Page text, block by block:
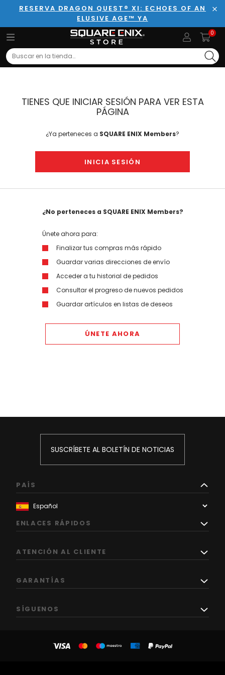
RESERVA DRAGON QUEST® XI: ECHOES OF AN
ELUSIVE AGE™ YA
0
Search
TIENES QUE INICIAR SESIÓN PARA VER ESTA
PÁGINA
¿Ya perteneces a SQUARE ENIX Members?
INICIA SESIÓN
¿No perteneces a SQUARE ENIX Members?
Únete ahora para:
Finalizar tus compras más rápido
Guardar varias direcciones de envío
Acceder a tu historial de pedidos
Consultar el progreso de nuevos pedidos
Guardar artículos en listas de deseos
ÚNETE AHORA
SUSCRÍBETE AL BOLETÍN DE NOTICIAS
PAÍS
ENLACES RÁPIDOS
ATENCIÓN AL CLIENTE
GARANTÍAS
SÍGUENOS